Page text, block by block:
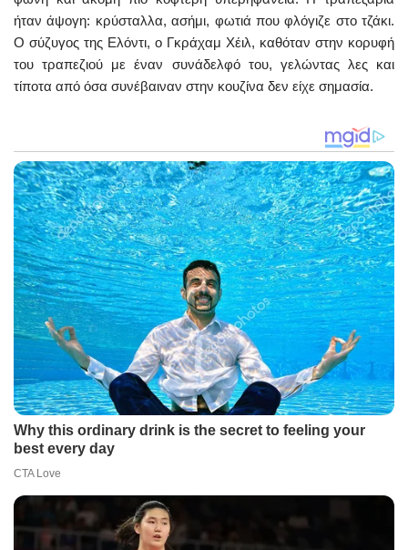
ήταν άψογη: κρύσταλλα, ασήμι, φωτιά που φλόγιζε στο τζάκι.
Ο σύζυγος της Ελόντι, ο Γκράχαμ Χέιλ, καθόταν στην κορυφή
του τραπεζιού με έναν συνάδελφό του, γελώντας λες και
τίποτα από όσα συνέβαιναν στην κουζίνα δεν είχε σημασία.